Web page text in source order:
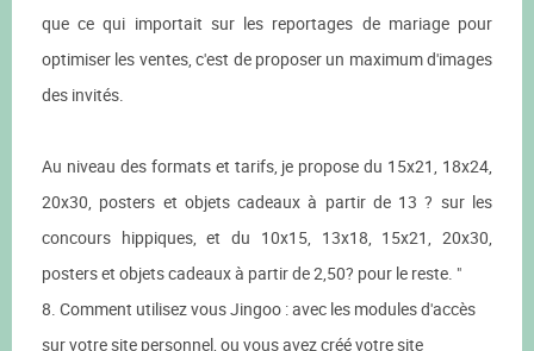
que ce qui importait sur les reportages de mariage pour
optimiser les ventes, c'est de proposer un maximum d'images
des invités.
Au niveau des formats et tarifs, je propose du 15x21, 18x24,
20x30, posters et objets cadeaux à partir de 13 ? sur les
concours hippiques, et du 10x15, 13x18, 15x21, 20x30,
posters et objets cadeaux à partir de 2,50? pour le reste. "
8. Comment utilisez vous Jingoo : avec les modules d'accès
sur votre site personnel, ou vous avez créé votre site